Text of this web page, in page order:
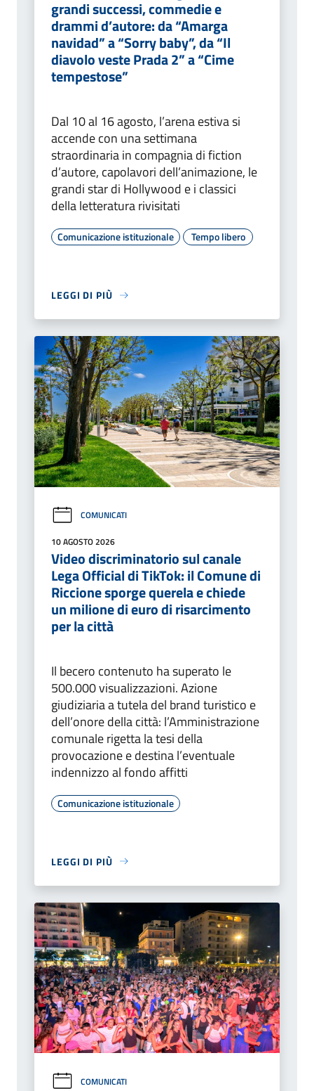
grandi successi, commedie e
drammi d’autore: da “Amarga
navidad” a “Sorry baby”, da “Il
diavolo veste Prada 2” a “Cime
tempestose”
Dal 10 al 16 agosto, l’arena estiva si
accende con una settimana
straordinaria in compagnia di fiction
d’autore, capolavori dell’animazione, le
grandi star di Hollywood e i classici
della letteratura rivisitati
Comunicazione istituzionale Tempo libero
LEGGI DI PIÙ
COMUNICATI
10 AGOSTO 2026
Video discriminatorio sul canale
Lega Official di TikTok: il Comune di
Riccione sporge querela e chiede
un milione di euro di risarcimento
per la città
Il becero contenuto ha superato le
500.000 visualizzazioni. Azione
giudiziaria a tutela del brand turistico e
dell’onore della città: l’Amministrazione
comunale rigetta la tesi della
provocazione e destina l’eventuale
indennizzo al fondo affitti
Comunicazione istituzionale
LEGGI DI PIÙ
COMUNICATI